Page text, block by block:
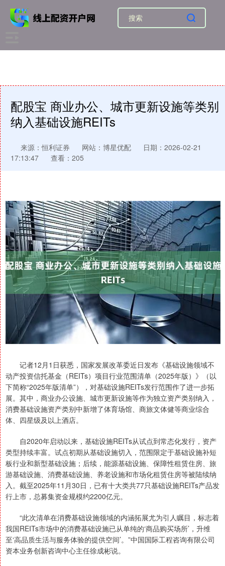
配股宝 商业办公、城市更新设施等类别
纳入基础设施REITs
来源：恒利证券 网站：博星优配
日期：2026-02-21
17:13:47
查看：205
记者12月1日获悉，国家发展改革委近日发布《基础设施领域不
动产投资信托基金（REITs）项目行业范围清单（2025年版）》（以
下简称“2025年版清单”），对基础设施REITs发行范围作了进一步拓
展。其中，商业办公设施、城市更新设施等作为独立资产类别纳入，
消费基础设施资产类别中新增了体育场馆、商旅文体健等商业综合
体、四星级及以上酒店。
自2020年启动以来，基础设施REITs从试点到常态化发行，资产
类型持续丰富。试点初期从基础设施切入，范围限定于基础设施补短
板行业和新型基础设施；后续，能源基础设施、保障性租赁住房、旅
游基础设施、消费基础设施、养老设施和市场化租赁住房等被陆续纳
入。截至2025年11月30日，已有十大类共77只基础设施REITs产品发
行上市，总募集资金规模约2200亿元。
“此次清单在消费基础设施领域的内涵拓展尤为引人瞩目，标志着
我国REITs市场中的消费基础设施已从单纯的‘商品购买场所’，升维
至‘高品质生活与服务体验的提供空间’。”中国国际工程咨询有限公司
资本业务创新咨询中心主任徐成彬说。